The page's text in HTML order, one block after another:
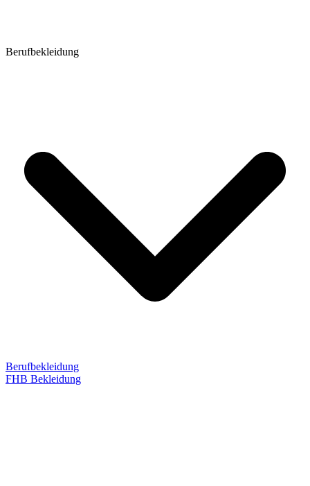
Berufbekleidung
Berufbekleidung
FHB Bekleidung